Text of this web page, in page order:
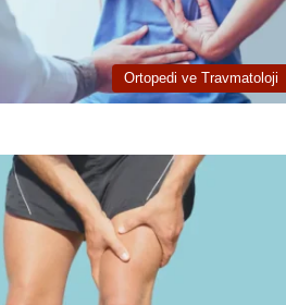
Ortopedi ve Travmatoloji